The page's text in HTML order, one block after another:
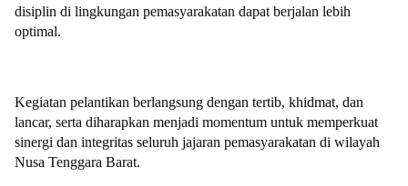
disiplin di lingkungan pemasyarakatan dapat berjalan lebih
optimal.
Kegiatan pelantikan berlangsung dengan tertib, khidmat, dan
lancar, serta diharapkan menjadi momentum untuk memperkuat
sinergi dan integritas seluruh jajaran pemasyarakatan di wilayah
Nusa Tenggara Barat.